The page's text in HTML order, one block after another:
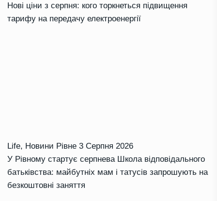
Нові ціни з серпня: кого торкнеться підвищення
тарифу на передачу електроенергії
Life, Новини Рівне 3 Серпня 2026
У Рівному стартує серпнева Школа відповідального
батьківства: майбутніх мам і татусів запрошують на
безкоштовні заняття